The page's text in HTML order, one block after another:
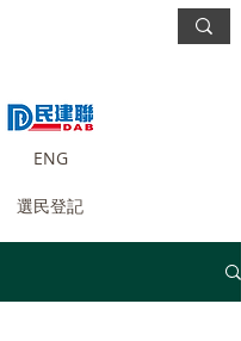
ENG
選民登記